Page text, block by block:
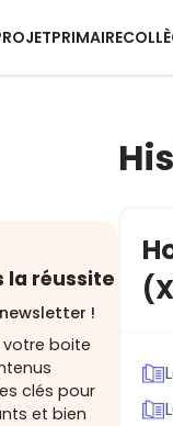
PRIMAIRE
la réussite
!
boite
clés pour
et bien